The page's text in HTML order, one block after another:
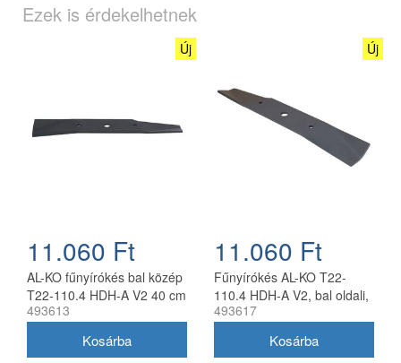
Ezek is érdekelhetnek
Új
11.060 Ft
AL-KO fűnyírókés bal közép
T22-110.4 HDH-A V2 40 cm
493613
Új
11.060 Ft
Fűnyírókés AL-KO T22-
110.4 HDH-A V2, bal oldali,
40 cm
493617